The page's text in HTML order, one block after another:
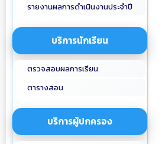
รายงานผลการดำเนินงานประจำปี
บริการนักเรียน
ตรวจสอบผลการเรียน
ตารางสอน
บริการผู้ปกครอง